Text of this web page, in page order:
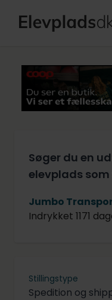
Søger du en
elevplads
Jumbo
Indrykket 1171
Stillingstype
Spedition og